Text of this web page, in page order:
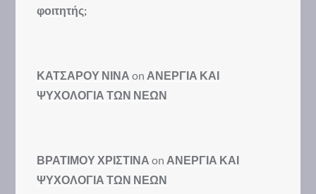
φοιτητής;
ΚΑΤΣΑΡΟΥ ΝΙΝΑ on ΑΝΕΡΓΙΑ ΚΑΙ
ΨΥΧΟΛΟΓΙΑ ΤΩΝ ΝΕΩΝ
ΒΡΑΤΙΜΟΥ ΧΡΙΣΤΙΝΑ on ΑΝΕΡΓΙΑ ΚΑΙ
ΨΥΧΟΛΟΓΙΑ ΤΩΝ ΝΕΩΝ